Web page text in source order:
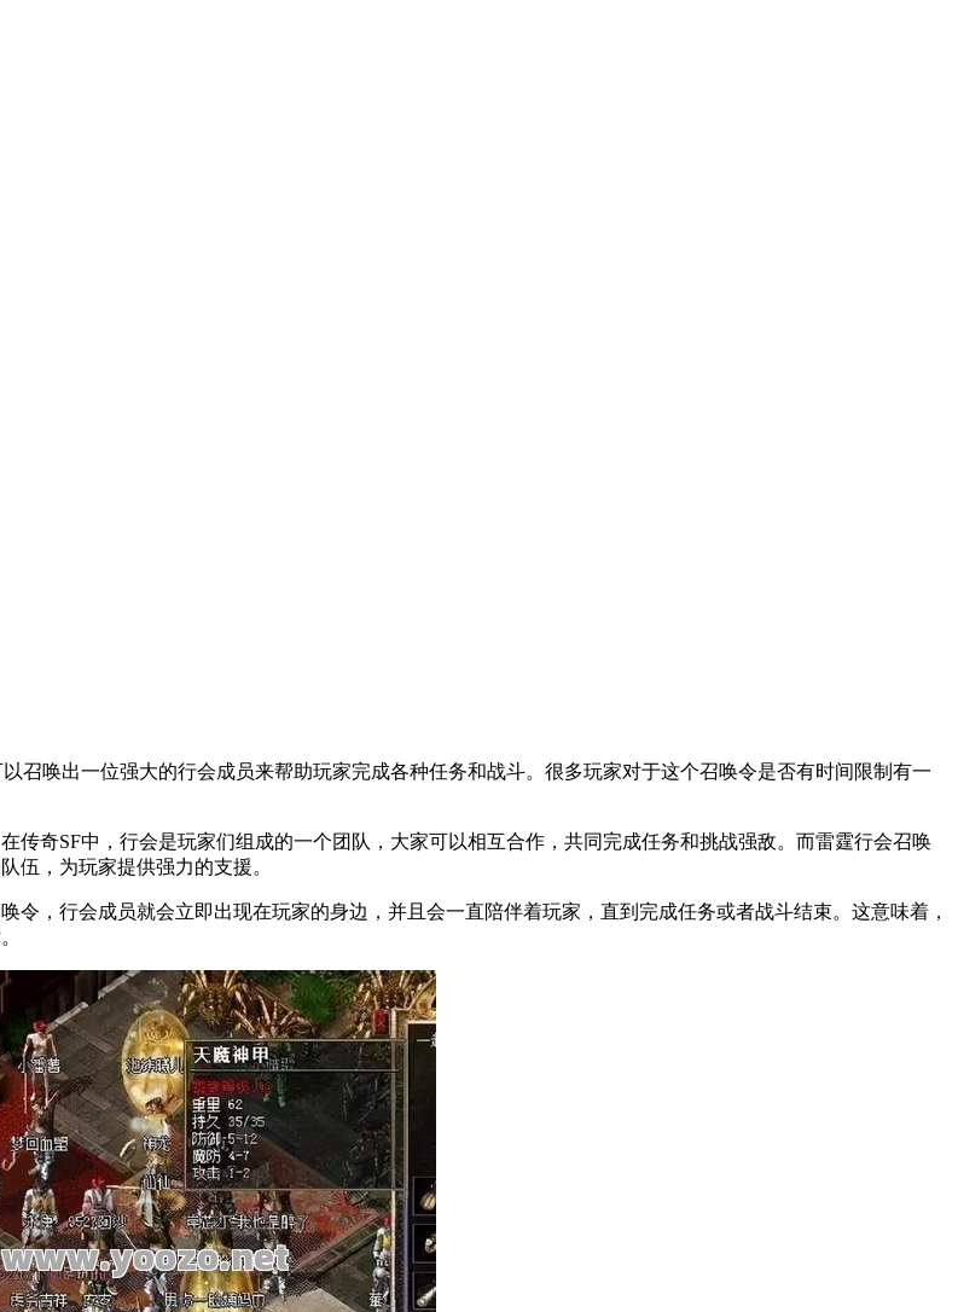
唤出一位强大的行会成员来帮助玩家完成各种任务和战斗。很多玩家对于这个召唤令是否有时间限制有一
奇SF中，行会是玩家们组成的一个团队，大家可以相互合作，共同完成任务和挑战强敌。而雷霆行会召唤
伍，为玩家提供强力的支援。
，行会成员就会立即出现在玩家的身边，并且会一直陪伴着玩家，直到完成任务或者战斗结束。这意味着，